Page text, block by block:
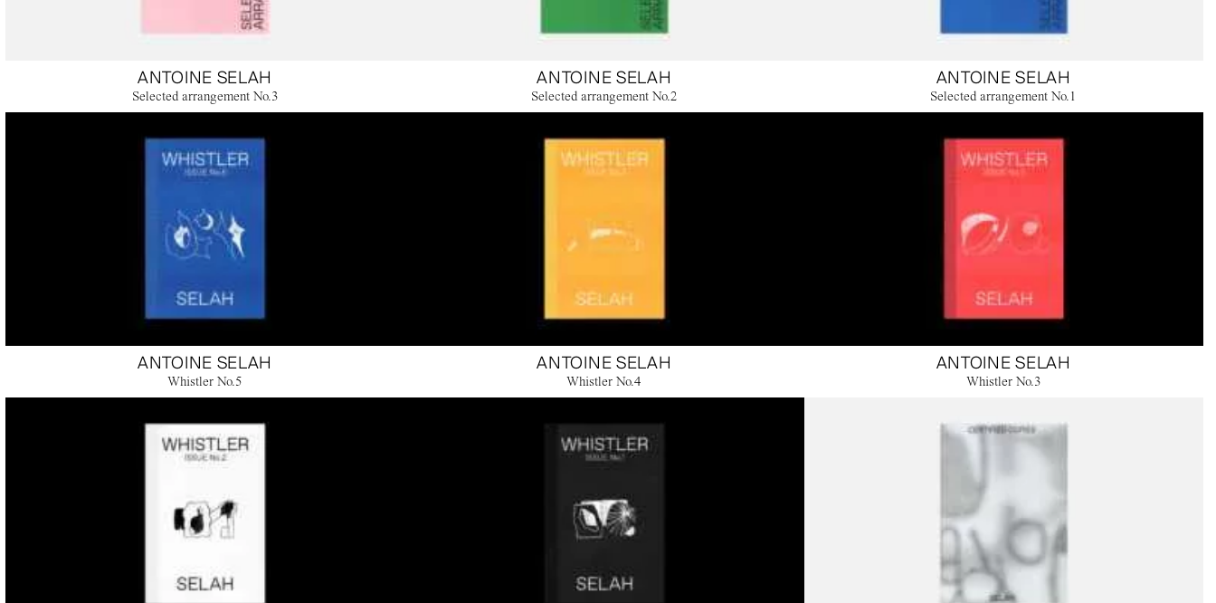
ANTOINE SELAH
Selected arrangement No.3
ANTOINE SELAH
Selected arrangement No.2
ANTOINE SELAH
Selected arrangement No.1
ANTOINE SELAH
Whistler No.5
ANTOINE SELAH
Whistler No.4
ANTOINE SELAH
Whistler No.3